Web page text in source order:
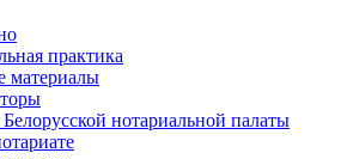
практика
материалы
нотариальной палаты